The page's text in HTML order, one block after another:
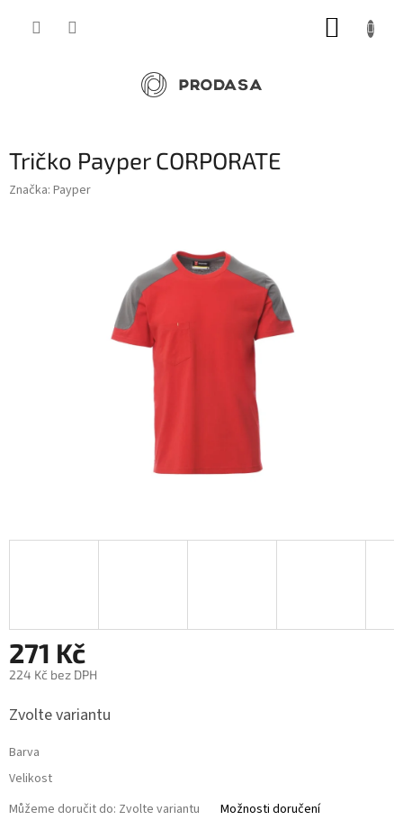
Tričko Payper CORPORATE
Značka: Payper
271 Kč
224 Kč bez DPH
cena:
Zvolte variantu
Barva
Velikost
Můžeme doručit do: Zvolte variantu Možnosti doručení